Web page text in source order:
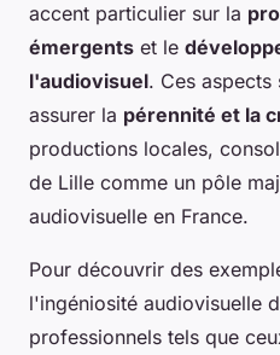
accent particulier sur la
émergents et le
l'audiovisuel. Ces
assurer la pérennité et la
productions locales,
de Lille comme un pôle
audiovisuelle en France.
Pour découvrir des
l'ingéniosité audiovisuelle
professionnels tels que